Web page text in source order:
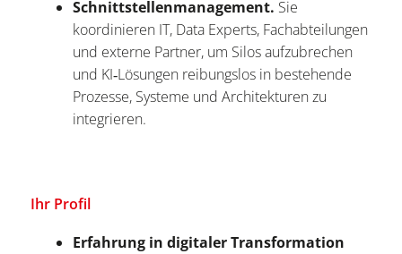
Schnittstellenmanagement. Sie
koordinieren IT, Data Experts, Fachabteilungen
und externe Partner, um Silos aufzubrechen
und KI‑Lösungen reibungslos in bestehende
Prozesse, Systeme und Architekturen zu
integrieren.
Ihr Profil
Erfahrung in digitaler Transformation